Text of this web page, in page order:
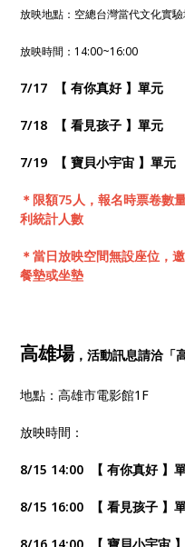
放映地點：空總台灣當代文化實
放映時間：14:00~16:00
7/17 【 有你真好 】單元
7/18 【 看見孩子 】單元
7/19 【 寶貝小宇宙 】單元
＊限額75人，報名時票卷數
利統計人數
＊當日放映空間無設座位，
餐墊或坐墊
高雄場，活動訊息請洽「
地點：高雄市電影館1F
放映時間：
8/15 14:00 【 有你真好 】
8/15 16:00 【 看見孩子 】